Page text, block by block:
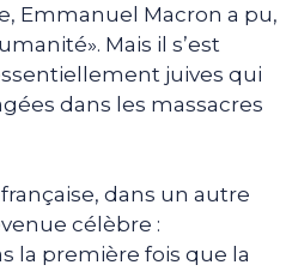
Emmanuel Macron a pu,
Mais il s’est
juives qui
dans les massacres
dans un autre
célèbre :
la première fois que la